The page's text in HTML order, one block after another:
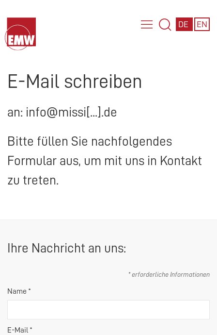
DE EN
E-Mail schreiben
an: info@missi[...].de
Bitte füllen Sie nachfolgendes
Formular aus, um mit uns in Kontakt
zu treten.
Ihre Nachricht an uns:
* erforderliche Informationen
Name *
E-Mail *